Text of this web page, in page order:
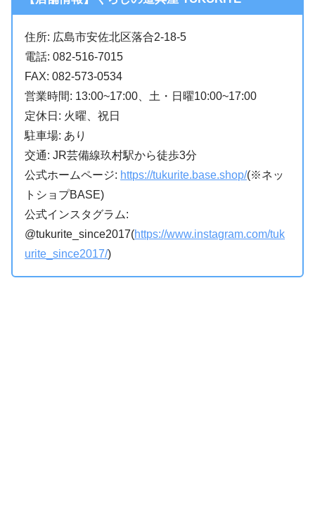
住所: 広島市安佐北区落合2-18-5
電話: 082-516-7015
FAX: 082-573-0534
営業時間: 13:00~17:00、土・日曜10:00~17:00
定休日: 火曜、祝日
駐車場: あり
交通: JR芸備線玖村駅から徒歩3分
公式ホームページ: https://tukurite.base.shop/(※ネッ
トショプBASE)
公式インスタグラム:
@tukurite_since2017(https://www.instagram.com/tuk
urite_since2017/)